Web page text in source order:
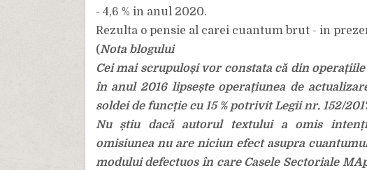
- 4,6 % in anul 2020.
Rezulta o pensie al carei cuantum brut - in
(Nota blogului
Cei mai scrupuloși vor constata că din
în anul 2016 lipsește operațiunea de
soldei de funcție cu 15 % potrivit Legii nr. 152/
Nu știu dacă autorul textului a omis
omisiunea nu are niciun efect asupra
modului defectuos în care Casele Sectoriale